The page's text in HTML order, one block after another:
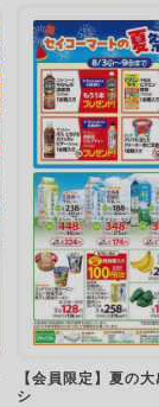
【会員限定】夏の
シ